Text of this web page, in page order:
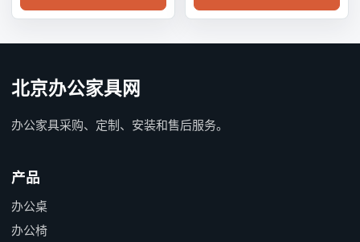
北京办公家具网
办公家具采购、定制、安装和售后服务。
产品
办公桌
办公椅